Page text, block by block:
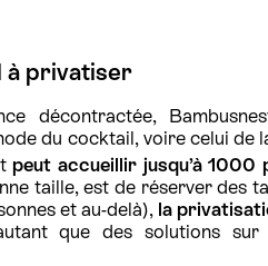
à privatiser
décontractée,
du cocktail, voire celui de
peut accueillir jusqu’à 1000
taille, est de réserver des
et au-delà), la
que des solutions